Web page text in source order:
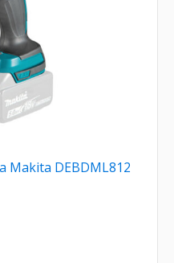
Makita DEBDML812